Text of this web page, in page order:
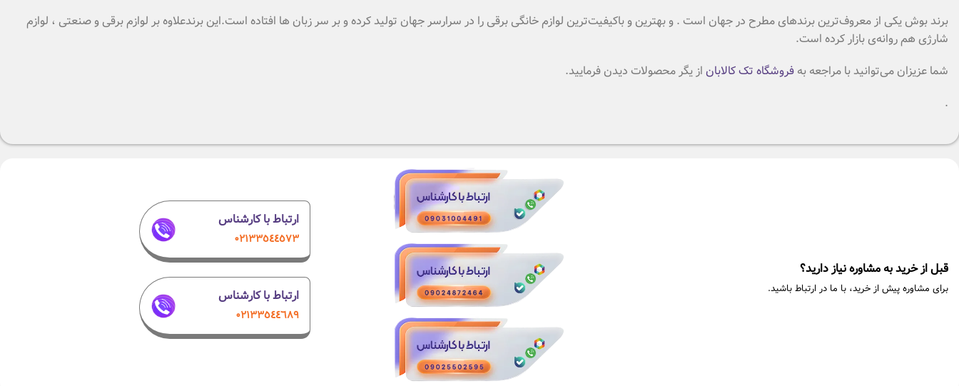
برند بوش یکی از معروف‌ترین برندهای مطرح در جهان است . و بهترین و باکیفیت‌ترین لوازم خانگی برقی را در سرارسر جهان تولید کرده و بر سر زبان ها افتاده است.این برندعلاوه بر لوازم برقی و صنعتی ، لوازم
شارژی هم روانه‌ی بازار کرده است.
شما عزیزان می‌توانید با مراجعه به فروشگاه تک کالابان از یگر محصولات دیدن فرمایید.
.
قبل از خرید به مشاوره نیاز دارید؟
برای مشاوره پیش از خرید، با ما در ارتباط باشید.
ارتباط با کارشناس
۰٢١٣٣٥٤٤٥٧٣
ارتباط با کارشناس
۰۲۱٣٣٥٤٤٦٨٩